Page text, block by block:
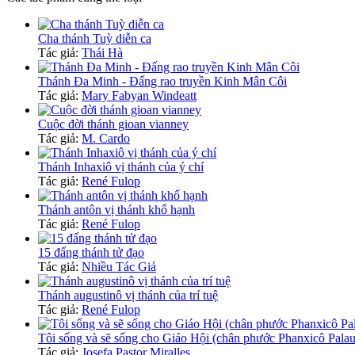
Cha thánh Tuỳ diễn ca
Tác giả: Thái Hà
Thánh Đa Minh - Đấng rao truyền Kinh Mân Côi
Tác giả: Mary Fabyan Windeatt
Cuộc đời thánh gioan vianney
Tác giả: M. Cardo
Thánh Inhaxiô vị thánh của ý chí
Tác giả: René Fulop
Thánh antôn vị thánh khổ hạnh
Tác giả: René Fulop
15 đấng thánh tử đạo
Tác giả: Nhiều Tác Giả
Thánh augustinô vị thánh của trí tuệ
Tác giả: René Fulop
Tôi sống và sẽ sống cho Giáo Hội (chân phước Phanxicô
Tác giả: Josefa Pastor Miralles